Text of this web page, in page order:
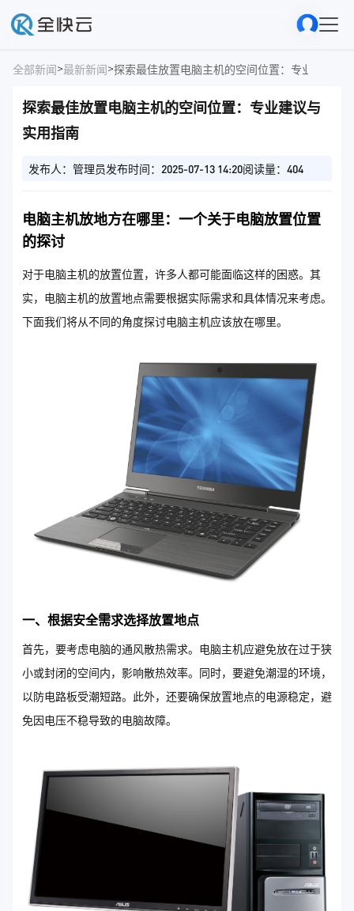
全部新闻>最新新闻>探索最佳放置电脑主机的空间位置：专业建议与
探索最佳放置电脑主机的空间位置：专业建议与
实用指南
发布人：管理员发布时间：2025-07-13 14:20阅读量：404
电脑主机放地方在哪里：一个关于电脑放置位置
的探讨
对于电脑主机的放置位置，许多人都可能面临这样的困惑。其
实，电脑主机的放置地点需要根据实际需求和具体情况来考虑。
下面我们将从不同的角度探讨电脑主机应该放在哪里。
一、根据安全需求选择放置地点
首先，要考虑电脑的通风散热需求。电脑主机应避免放在过于狭
小或封闭的空间内，影响散热效率。同时，要避免潮湿的环境，
以防电路板受潮短路。此外，还要确保放置地点的电源稳定，避
免因电压不稳导致的电脑故障。